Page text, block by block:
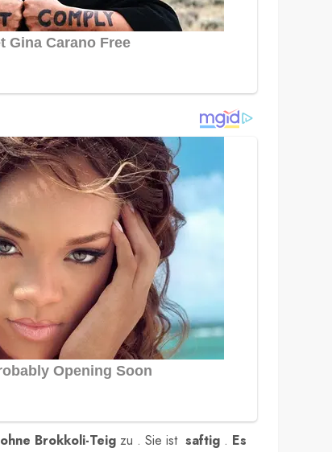
Brokkoli-Teig zu . Sie istsaftig . Es